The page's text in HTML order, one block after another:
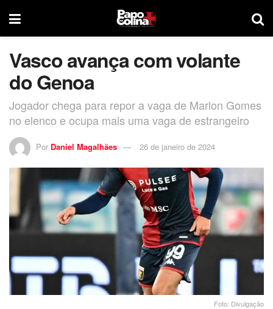
Vasco avança com volante
do Genoa
Jogador chega para repor a vaga de Marlon Gomes
no elenco e ocupa mais uma vaga de estrangeiro
Por Daniel Magalhães 26 de janeiro de 2024
Foto: Divulgação